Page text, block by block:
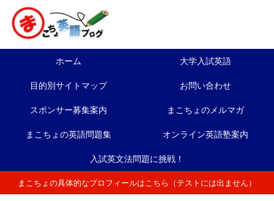
ホーム 大学入試英語
目的別サイトマップ お問い合わせ
スポンサー募集案内 まこちょのメルマガ
まこちょの英語問題集 オンライン英語塾案内
入試英文法問題に挑戦！
まこちょの具体的なプロフィールはこちら（テストには出ません）